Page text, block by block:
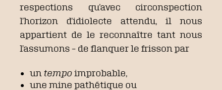
respections qu’avec circonspection
l’horizon d’idiolecte attendu, il nous
appartient de le reconnaître tant nous
l’assumons – de flanquer le frisson par
un tempo improbable,
une mine pathétique ou